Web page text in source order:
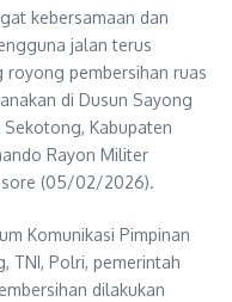
kebersamaan dan
jalan terus
pembersihan ruas
di Dusun Sayong
Sekotong, Kabupaten
Rayon Militer
sore (05/02/2026).
Komunikasi Pimpinan
TNI, Polri, pemerintah
dilakukan